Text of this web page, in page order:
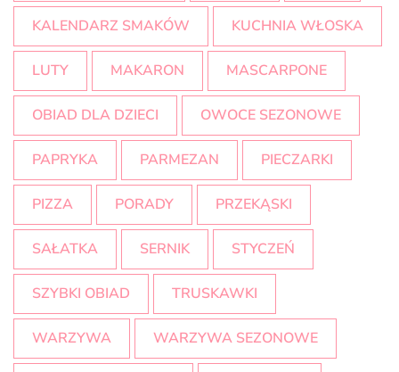
KALENDARZ SMAKÓW KUCHNIA WŁOSKA
LUTY MAKARON MASCARPONE
OBIAD DLA DZIECI OWOCE SEZONOWE
PAPRYKA PARMEZAN PIECZARKI
PIZZA PORADY PRZEKĄSKI
SAŁATKA SERNIK STYCZEŃ
SZYBKI OBIAD TRUSKAWKI
WARZYWA WARZYWA SEZONOWE